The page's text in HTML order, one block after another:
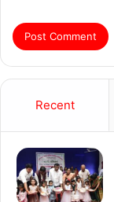
Recent